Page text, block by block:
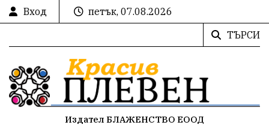
Вход
петък, 07.08.2026
ТЪРСИ
Издател БЛАЖЕНСТВО ЕООД